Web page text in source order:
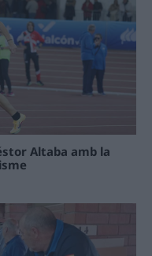
Altaba amb la